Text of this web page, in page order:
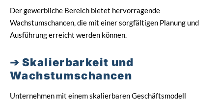
Der gewerbliche Bereich bietet hervorragende
Wachstumschancen, die mit einer sorgfältigen Planung und
Ausführung erreicht werden können.
Skalierbarkeit und
Wachstumschancen
Unternehmen mit einem skalierbaren Geschäftsmodell